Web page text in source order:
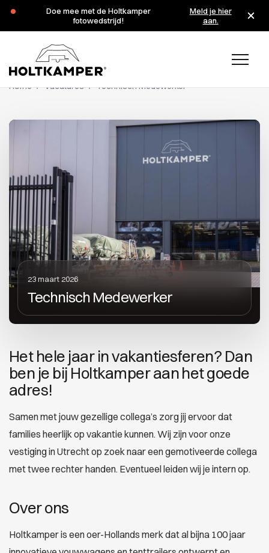
fotowedstrijd! aan.
Tijdens de zomervakantie zijn wij op de maandagen 3 en 10
augustus gesloten.
Home / Vacatures / Technisch Medewerker
23 maart 2026
Technisch Medewerker
Het hele jaar in vakantiesferen? Dan
ben je bij Holtkamper aan het goede
adres!
Samen met jouw gezellige collega’s zorg jij ervoor dat
families heerlijk op vakantie kunnen. Wij zijn voor onze
vestiging in Utrecht op zoek naar een gemotiveerde collega
met twee rechter handen. Eventueel leiden wij je intern op.
Over ons
Holtkamper is een oer-Hollands merk dat al bijna 100 jaar